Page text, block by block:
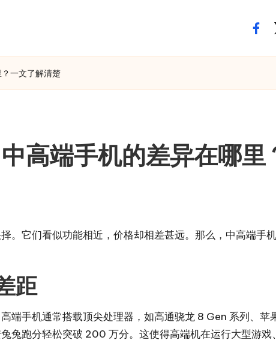
一文了解清楚​
高端手机的差异在哪里
。它们看似功能相近，价格却相差甚远。那么，中高端手
距
端手机通常搭载顶尖处理器，如高通骁龙 8 Gen 系列、
兔跑分轻松突破 200 万分。这使得高端机在运行大型游